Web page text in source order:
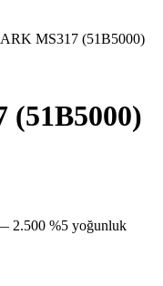
MS317 (51B5000)
2.500 %5 yoğunluk